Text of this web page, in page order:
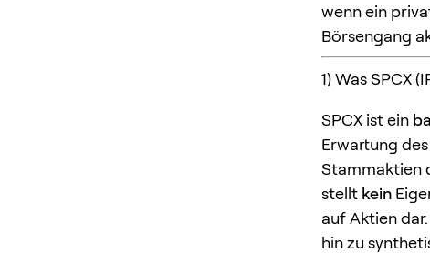
wenn ein
Börsengang
1) Was SPCX
SPCX ist ein
Erwartung
Stammaktien
stellt kein
auf Aktien
hin zu